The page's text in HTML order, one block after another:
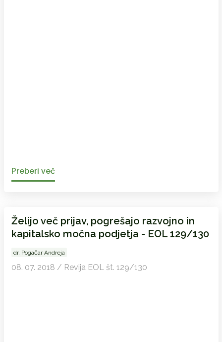
Preberi več
Želijo več prijav, pogrešajo razvojno in
kapitalsko močna podjetja - EOL 129/130
dr. Pogačar Andreja
08. 07. 2018 / Revija EOL št. 129/130